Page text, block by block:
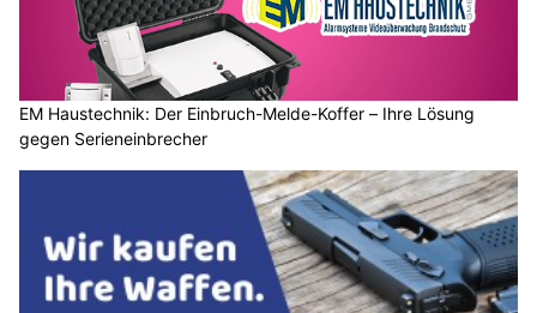
EM Haustechnik: Der Einbruch-Melde-Koffer – Ihre Lösung
gegen Serieneinbrecher